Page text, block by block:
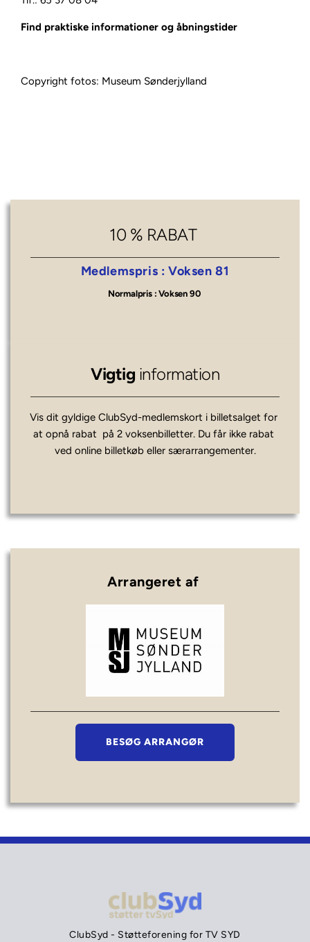
Find praktiske informationer og åbningstider
Copyright fotos: Museum Sønderjylland
10 % RABAT
Medlemspris : Voksen 81
Normalpris : Voksen 90
Vigtig information
Vis dit gyldige ClubSyd-medlemskort i billetsalget for
at opnå rabat  på 2 voksenbilletter. Du får ikke rabat
Arrangeret af
BESØG ARRANGØR
ClubSyd - Støtteforening for TV SYD